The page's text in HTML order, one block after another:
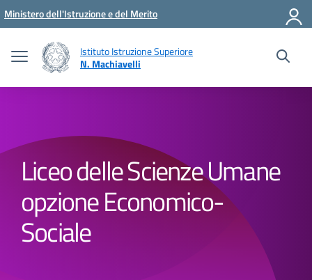
Vai ai contenuti
Vai al menu di navigazione
Vai al footer
Ministero dell'Istruzione e del Merito
Istituto Istruzione Superiore
N. Machiavelli
Liceo delle Scienze Umane
opzione Economico-
Sociale